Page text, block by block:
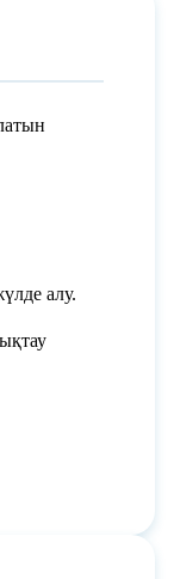
алу.